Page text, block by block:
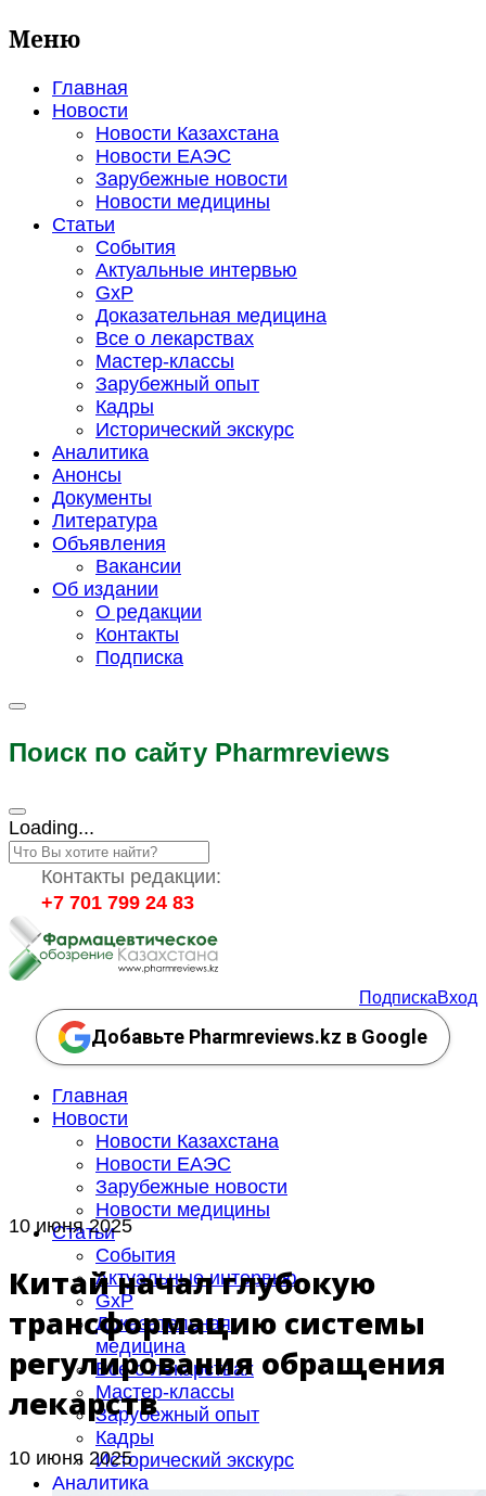
Меню
Главная
Новости
Новости Казахстана
Новости ЕАЭС
Зарубежные новости
Новости медицины
Статьи
События
Актуальные интервью
GxP
Доказательная медицина
Все о лекарствах
Мастер-классы
Зарубежный опыт
Кадры
Исторический экскурс
Аналитика
Анонсы
Документы
Литература
Объявления
Вакансии
Об издании
О редакции
Контакты
Подписка
Поиск по сайту Pharmreviews
Loading...
Контакты редакции:
+7 701 799 24 83
ПодпискаВход
Добавьте Pharmreviews.kz в Google
Главная
Новости
Новости Казахстана
Новости ЕАЭС
Зарубежные новости
Новости медицины
Статьи
События
Актуальные интервью
GxP
Доказательная
медицина
Все о лекарствах
Мастер-классы
Зарубежный опыт
Кадры
Исторический экскурс
Аналитика
10 июня 2025
Китай начал глубокую
трансформацию системы
регулирования обращения
лекарств
10 июня 2025